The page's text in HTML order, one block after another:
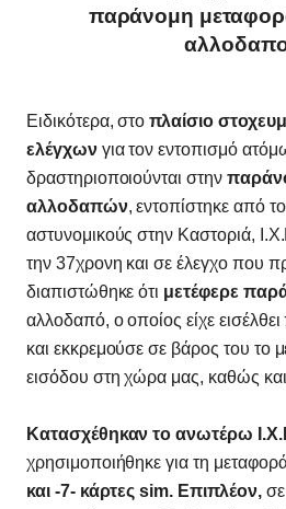
παράνομη
Ειδικότερα, στοπλαίσιο
ελέγχων για τον εντοπισμό
δραστηριοποιούνται στην
αλλοδαπών, εντοπίστηκε από
αστυνομικούς στην Καστοριά,
την 37χρονη και σε έλεγχο που
διαπιστώθηκε ότι μετέφερε
αλλοδαπό, ο οποίος είχε
και εκκρεμούσε σε βάρος του το
εισόδου στη χώρα μας, καθώς
Κατασχέθηκαν το ανωτέρω
χρησιμοποιήθηκε για τη
και -7- κάρτες sim. Επιπλέον,σε